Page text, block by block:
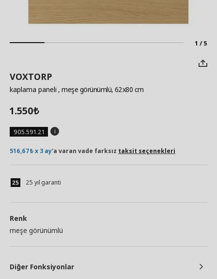
1 / 5
VOXTORP
kaplama paneli , meşe görünümlü, 62x80 cm
1.550₺
905.591.21
516,67₺ x 3 ay'a varan vade farksız taksit seçenekleri
25 yıl garanti
Renk
meşe görünümlü
Diğer Fonksiyonlar